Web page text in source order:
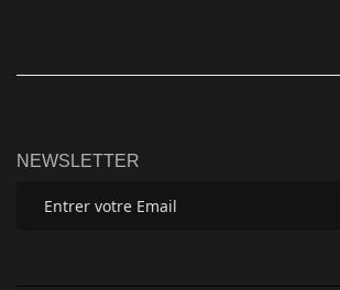
NEWSLETTER